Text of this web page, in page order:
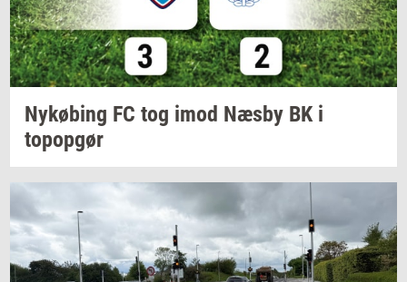
Ny­kø­bing FC tog imod Næsby BK i
topop­gør